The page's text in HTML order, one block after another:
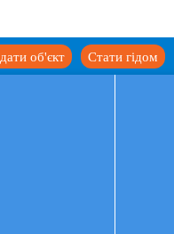
Стати гідом
об'єкт